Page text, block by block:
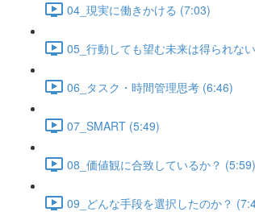
04_現実に働きかける (7:03)
05_行動しても望む未来は得られな
06_タスク・時間管理思考 (6:46)
07_SMART (5:49)
08_価値観に合致しているか？ (5:59)
09_どんな手段を選択したのか？